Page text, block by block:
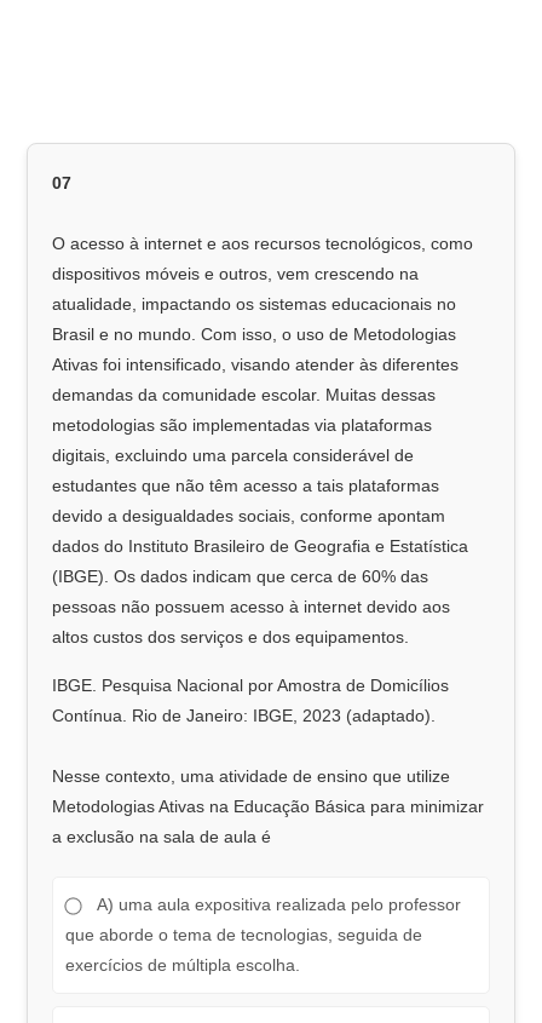
07
O acesso à internet e aos recursos tecnológicos, como
dispositivos móveis e outros, vem crescendo na
atualidade, impactando os sistemas educacionais no
Brasil e no mundo. Com isso, o uso de Metodologias
Ativas foi intensificado, visando atender às diferentes
demandas da comunidade escolar. Muitas dessas
metodologias são implementadas via plataformas
digitais, excluindo uma parcela considerável de
estudantes que não têm acesso a tais plataformas
devido a desigualdades sociais, conforme apontam
dados do Instituto Brasileiro de Geografia e Estatística
(IBGE). Os dados indicam que cerca de 60% das
pessoas não possuem acesso à internet devido aos
altos custos dos serviços e dos equipamentos.
IBGE. Pesquisa Nacional por Amostra de Domicílios
Contínua. Rio de Janeiro: IBGE, 2023 (adaptado).
Nesse contexto, uma atividade de ensino que utilize
Metodologias Ativas na Educação Básica para minimizar
a exclusão na sala de aula é
A) uma aula expositiva realizada pelo professor
que aborde o tema de tecnologias, seguida de
exercícios de múltipla escolha.